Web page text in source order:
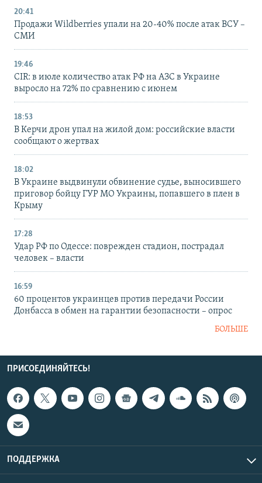
20:41
Продажи Wildberries упали на 20-40% после атак ВСУ –
СМИ
19:46
CIR: в июле количество атак РФ на АЗС в Украине
выросло на 72% по сравнению с июнем
18:53
В Керчи дрон упал на жилой дом: российские власти
сообщают о жертвах
18:02
В Украине выдвинули обвинение судье, выносившего
приговор бойцу ГУР МО Украины, попавшего в плен в
Крыму
17:28
Удар РФ по Одессе: поврежден стадион, пострадал
человек – власти
16:59
60 процентов украинцев против передачи России
Донбасса в обмен на гарантии безопасности – опрос
БОЛЬШЕ
ПРИСОЕДИНЯЙТЕСЬ!
ПОДДЕРЖКА